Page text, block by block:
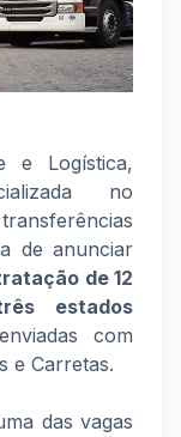
e Logística,
no
de anunciar
de 12
estados
com
e Carretas.
das vagas